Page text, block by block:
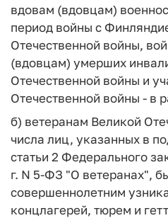
вдовам (вдовцам)
период войны с
Отечественной войны,
(вдовцам) умерших
Отечественной войны и
Отечественной войны - в
б) ветеранам Великой
числа лиц, указанных в
статьи 2 Федерального
г. N 5-ФЗ "О ветеранах",
совершеннолетним
концлагерей, тюрем и